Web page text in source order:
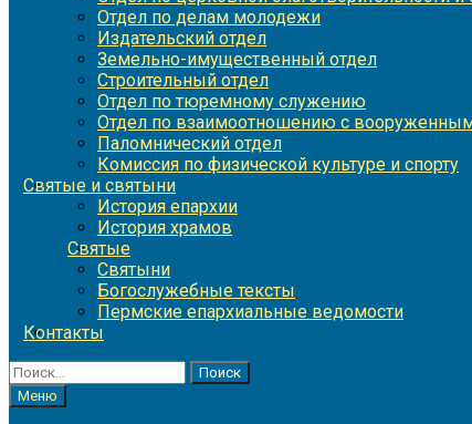
Отдел по делам молодежи
Издательский отдел
Земельно-имущественный отдел
Строительный отдел
Отдел по тюремному служению
Отдел по взаимоотношению с
Паломнический отдел
Комиссия по физической культуре и спорту
Святые и святыни
История епархии
История храмов
Святые
Святыни
Богослужебные тексты
Пермские епархиальные ведомости
Контакты
Найти:
Меню